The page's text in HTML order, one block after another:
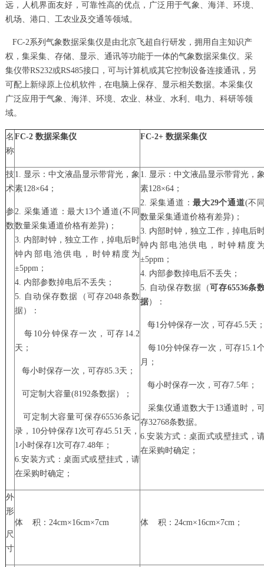
远，人机界面友好，可靠性高的优点，广泛用于气象、海洋、环境、
机场、港口、工农业及交通等领域。
FC-2系列气象数据采集仪是由北京飞超自行研发，拥用自主知识产
权，集采集、存储、显示、通讯等功能于一体的气象数据采集仪。采
集仪带RS232或RS485接口，可与计算机或其它控制设备连接通讯，另
可配上新绿原上位机软件，在电脑上保存、显示相关数据。本采集仪
广泛应用于气象、海洋、环境、农业、林业、水利、电力、科研等领
域。
名
称
FC-2 数据采集仪 FC-2+ 数据采集仪
技
术
参
数
1. 显示：中文液晶显示带背光，象
素128×64；
2. 采集通道：最大13个通道(不同
数量采集通道价格有差异)；
3. 内部时钟，独立工作，掉电后时
钟内部电池供电，时钟精度为
±5ppm；
4. 内部参数掉电后不丢失；
5. 自动保存数据（可存2048条数
据）：
每10分钟保存一次，可存14.2
天；
每小时保存一次，可存85.3天；
可定制大容量(8192条数据）；
可定制大容量可保存65536条记
录，10分钟保存1次可存45.51天，
1小时保存1次可存7.48年；
6.安装方式：桌面式或壁挂式，请
在采购时确定；
1. 显示：中文液晶显示带背光，
素128×64；
2. 采集通道：最大29个通道(不
数量采集通道价格有差异)；
3. 内部时钟，独立工作，掉电后
钟内部电池供电，时钟精度
±5ppm；
4. 内部参数掉电后不丢失；
5. 自动保存数据（可存65536条
据）：
每1分钟保存一次，可存45.5天
每10分钟保存一次，可存15.1
月；
每小时保存一次，可存7.5年；
采集仪通道数大于13通道时，
存32768条数据。
6.安装方式：桌面式或壁挂式，
在采购时确定；
外
形
尺
寸
体 积：24cm×16cm×7cm 体 积：24cm×16cm×7cm；